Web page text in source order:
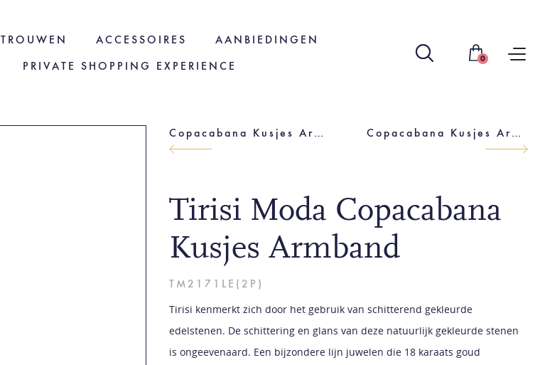
TROUWEN ACCESSOIRES
AANBIEDINGEN
PRIVATE SHOPPING EXPERIENCE
0
Copacabana Kusjes Armband Copacabana Kusjes Armband
Tirisi Moda Copacabana
Kusjes Armband
TM2171LE(2P)
Tirisi kenmerkt zich door het gebruik van schitterend gekleurde
edelstenen. De schittering en glans van deze natuurlijk gekleurde stenen
is ongeevenaard. Een bijzondere lijn juwelen die 18 karaats goud